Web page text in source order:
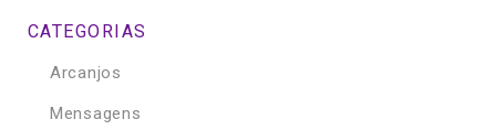
CATEGORIAS
Arcanjos
Mensagens